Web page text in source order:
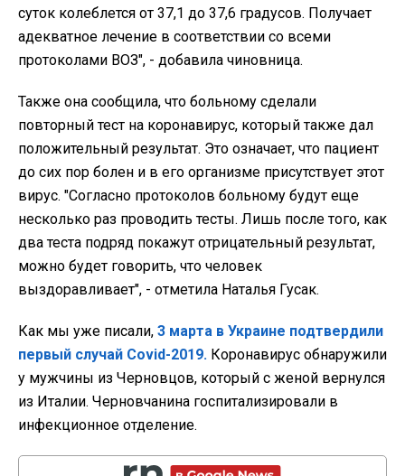
суток колеблется от 37,1 до 37,6 градусов. Получает
адекватное лечение в соответствии со всеми
протоколами ВОЗ", - добавила чиновница.
Также она сообщила, что больному сделали
повторный тест на коронавирус, который также дал
положительный результат. Это означает, что пациент
до сих пор болен и в его организме присутствует этот
вирус. "Согласно протоколов больному будут еще
несколько раз проводить тесты. Лишь после того, как
два теста подряд покажут отрицательный результат,
можно будет говорить, что человек
выздоравливает", - отметила Наталья Гусак.
Как мы уже писали, 3 марта в Украине подтвердили
первый случай Covid-2019. Коронавирус обнаружили
у мужчины из Черновцов, который с женой вернулся
из Италии. Черновчанина госпитализировали в
инфекционное отделение.